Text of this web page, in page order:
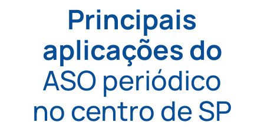
Principais
aplicações do
ASO periódico
no centro de SP